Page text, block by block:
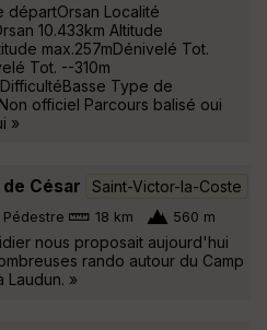
départOrsan Localité
10.433km Altitude
max.257mDénivelé Tot.
Tot. --310m
Type de
officiel Parcours balisé oui
»
de César Saint-Victor-la-Coste
Pédestre 18 km 560 m
nous proposait aujourd'hui
rando autour du Camp
Laudun. »